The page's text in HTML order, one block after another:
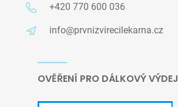
+420 770 600 036
info@prvnizvirecilekarna.cz
OVĚŘENÍ PRO DÁLKOVÝ VÝDEJ